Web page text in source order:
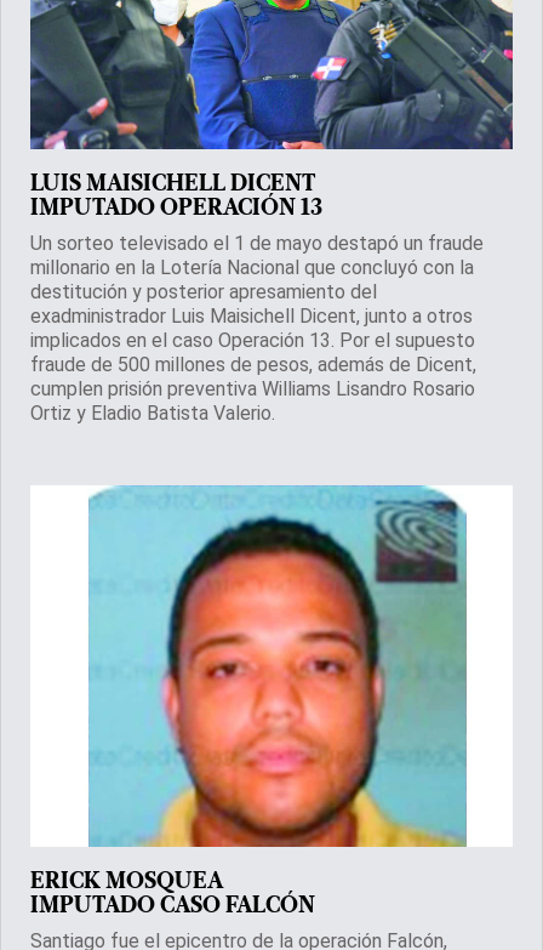
LUIS MAISICHELL DICENT
IMPUTADO OPERACIÓN 13
Un sorteo televisado el 1 de mayo destapó un fraude
millonario en la Lotería Nacional que concluyó con la
destitución y posterior apresamiento del
exadministrador Luis Maisichell Dicent, junto a otros
implicados en el caso Operación 13. Por el supuesto
fraude de 500 millones de pesos, además de Dicent,
cumplen prisión preventiva Williams Lisandro Rosario
Ortiz y Eladio Batista Valerio.
ERICK MOSQUEA
IMPUTADO CASO FALCÓN
Santiago fue el epicentro de la operación Falcón,